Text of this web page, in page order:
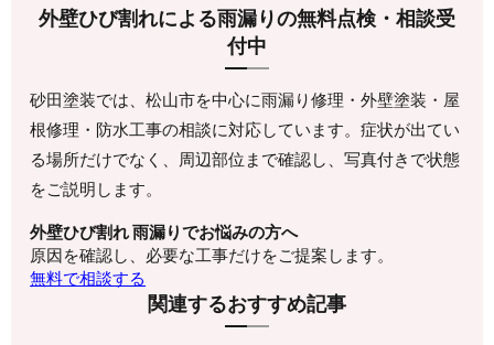
外壁ひび割れによる雨漏りの無料点検・相談受
付中
砂田塗装では、松山市を中心に雨漏り修理・外壁塗装・屋
根修理・防水工事の相談に対応しています。症状が出てい
る場所だけでなく、周辺部位まで確認し、写真付きで状態
をご説明します。
外壁ひび割れ 雨漏りでお悩みの方へ
原因を確認し、必要な工事だけをご提案します。
無料で相談する
関連するおすすめ記事